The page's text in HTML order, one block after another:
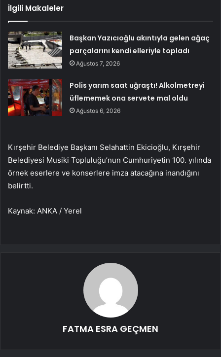
İlgili Makaleler
Başkan Yazıcıoğlu akıntıyla gelen ağaç
parçalarını kendi elleriyle topladı
Ağustos 7, 2026
Polis yarım saat uğraştı! Alkolmetreyi
üflememek ona servete mal oldu
Ağustos 6, 2026
Kırşehir Belediye Başkanı Selahattin Ekicioğlu, Kırşehir
Belediyesi Musiki Topluluğu’nun Cumhuriyetin 100. yılında
örnek eserlere ve konserlere imza atacağına inandığını
belirtti.
Kaynak: ANKA / Yerel
FATMA ESRA GEÇMEN